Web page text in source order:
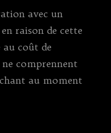
avec un
raison de cette
coût de
comprennent
au moment